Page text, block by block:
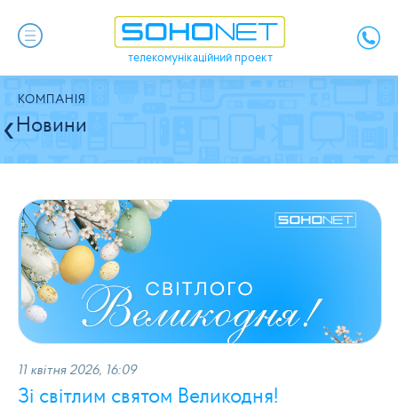
телекомунікаційний проект
КОМПАНІЯ
Новини
11 квітня 2026, 16:09
Зі світлим святом Великодня!